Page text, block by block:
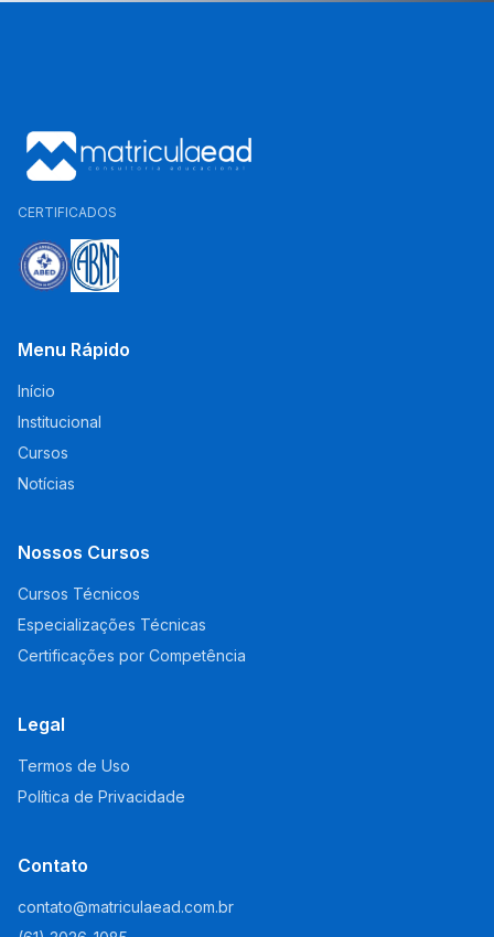
CERTIFICADOS
Menu Rápido
Início
Institucional
Cursos
Notícias
Nossos Cursos
Cursos Técnicos
Especializações Técnicas
Certificações por Competência
Legal
Termos de Uso
Política de Privacidade
Contato
contato@matriculaead.com.br